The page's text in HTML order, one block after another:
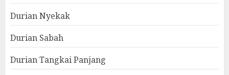
Durian Nyekak
Durian Sabah
Durian Tangkai Panjang